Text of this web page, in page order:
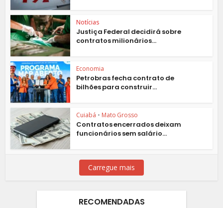
Notícias
Justiça Federal decidirá sobre
contratos milionários...
Economia
Petrobras fecha contrato de
bilhões para construir...
Cuiabá • Mato Grosso
Contratos encerrados deixam
funcionários sem salário...
Carregue mais
RECOMENDADAS